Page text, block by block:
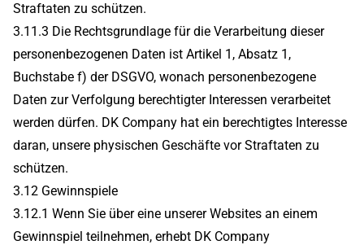
Straftaten zu schützen.
3.11.3 Die Rechtsgrundlage für die Verarbeitung dieser
personenbezogenen Daten ist Artikel 1, Absatz 1,
Buchstabe f) der DSGVO, wonach personenbezogene
Daten zur Verfolgung berechtigter Interessen verarbeitet
werden dürfen. DK Company hat ein berechtigtes Interesse
daran, unsere physischen Geschäfte vor Straftaten zu
schützen.
3.12 Gewinnspiele
3.12.1 Wenn Sie über eine unserer Websites an einem
Gewinnspiel teilnehmen, erhebt DK Company